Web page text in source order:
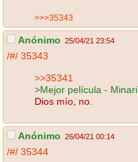
>>>35343
Anónimo 25/04/21 23:54
/#/ 35343
>>35341
>Mejor película - Minari
Dios mío, no.
Anónimo 26/04/21 00:14
/#/ 35344